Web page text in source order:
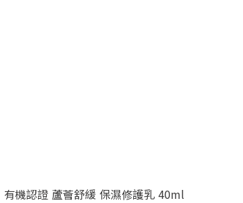
有機認證 蘆薈舒緩 保濕修護乳 40ml